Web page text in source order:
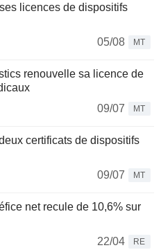
licences de dispositifs
05/08
MT
renouvelle sa licence de
09/07
MT
certificats de dispositifs
09/07
MT
net recule de 10,6% sur
22/04
RE